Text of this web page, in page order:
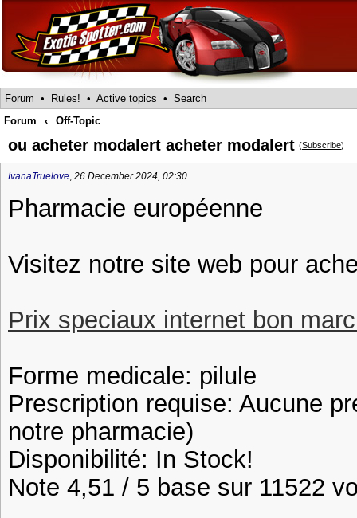
Forum • Rules! • Active topics • Search
Forum
‹ Off-Topic
ou acheter modalert acheter modalert (Subscribe)
IvanaTruelove, 26 December 2024, 02:30
Pharmacie européenne
Visitez notre site web pour
Prix speciaux internet bon
Forme medicale: pilule
Prescription requise: Aucune
notre pharmacie)
Disponibilité: In Stock!
Note 4,51 / 5 base sur 11522